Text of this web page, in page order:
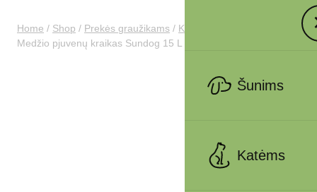
Šunims
Katėms
Home / Shop / Prekės graužikams / Kraikas graužikams
Medžio pjuvenų kraikas Sundog 15 L 1kg citrinų kvapo